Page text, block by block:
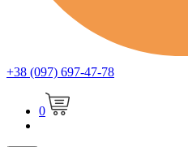
+38 (097) 697-47-78
0